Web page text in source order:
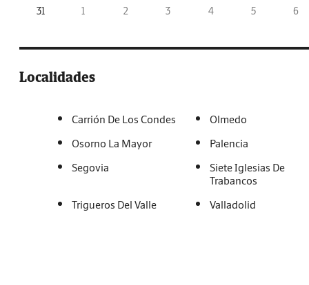
31 1 2 3 4 5 6
Localidades
Carrión De Los Condes
Olmedo
Osorno La Mayor
Palencia
Segovia
Siete Iglesias De
Trabancos
Trigueros Del Valle
Valladolid